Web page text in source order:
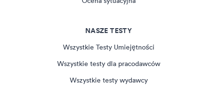
NASZE TESTY
Wszystkie Testy Umiejętności
Wszystkie testy dla pracodawców
Wszystkie testy wydawcy